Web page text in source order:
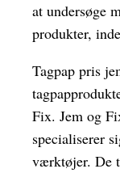
at undersøge
produkter,
Tagpap pris
Fix. Jem og
specialiserer
værktøjer. De